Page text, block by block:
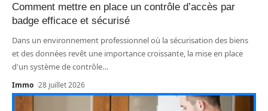
Comment mettre en place un contrôle d’accès par
badge efficace et sécurisé
Dans un environnement professionnel où la sécurisation des biens
et des données revêt une importance croissante, la mise en place
d'un système de contrôle…
Immo 28 juillet 2026